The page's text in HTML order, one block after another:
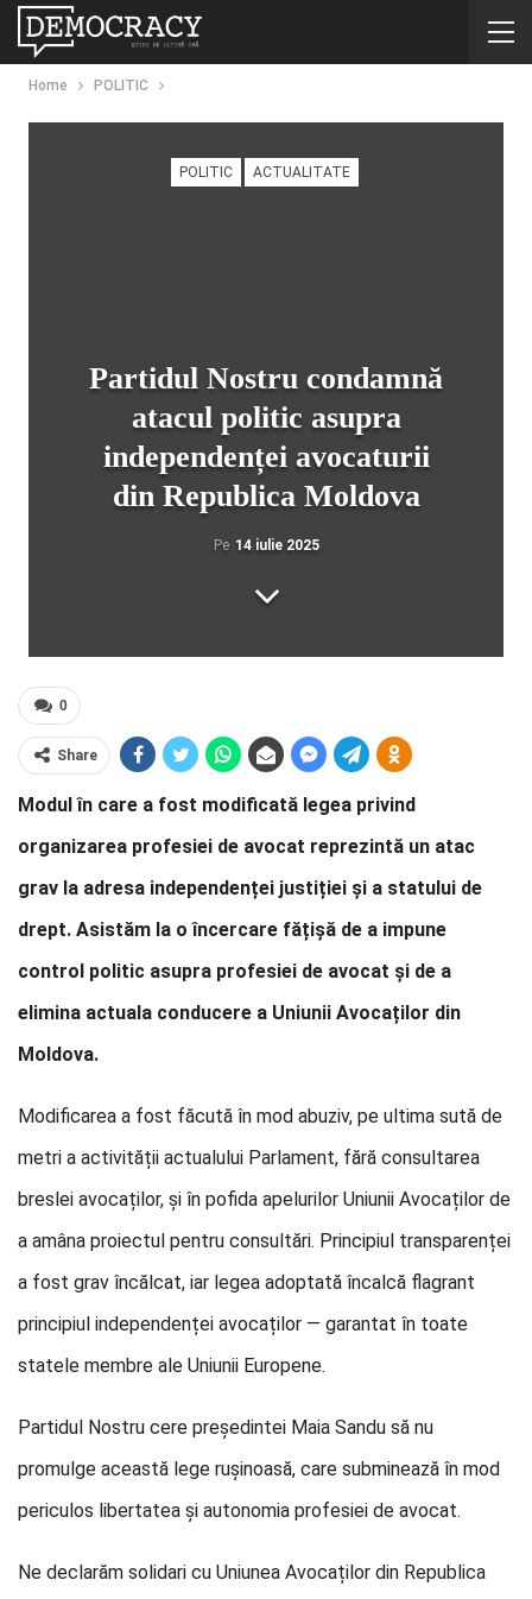
Home POLITIC
POLITIC ACTUALITATE
Partidul Nostru condamnă
atacul politic asupra
independenței avocaturii
din Republica Moldova
Pe 14 iulie 2025
0
Share
Modul în care a fost modificată legea privind
organizarea profesiei de avocat reprezintă un atac
grav la adresa independenței justiției și a statului de
drept. Asistăm la o încercare fățișă de a impune
control politic asupra profesiei de avocat și de a
elimina actuala conducere a Uniunii Avocaților din
Moldova.
Modificarea a fost făcută în mod abuziv, pe ultima sută de
metri a activității actualului Parlament, fără consultarea
breslei avocaților, și în pofida apelurilor Uniunii Avocaților de
a amâna proiectul pentru consultări. Principiul transparenței
a fost grav încălcat, iar legea adoptată încalcă flagrant
principiul independenței avocaților — garantat în toate
statele membre ale Uniunii Europene.
Partidul Nostru cere președintei Maia Sandu să nu
promulge această lege rușinoasă, care subminează în mod
periculos libertatea și autonomia profesiei de avocat.
Ne declarăm solidari cu Uniunea Avocaților din Republica